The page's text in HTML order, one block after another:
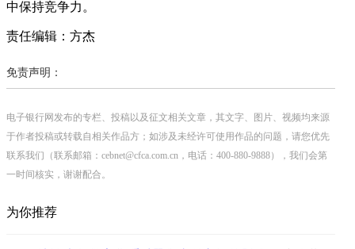
中保持竞争力。
责任编辑：方杰
免责声明：
电子银行网发布的专栏、投稿以及征文相关文章，其文字、图片、视频均来源
于作者投稿或转载自相关作品方；如涉及未经许可使用作品的问题，请您优先
联系我们（联系邮箱：cebnet@cfca.com.cn，电话：400-880-9888），我们会第
一时间核实，谢谢配合。
为你推荐